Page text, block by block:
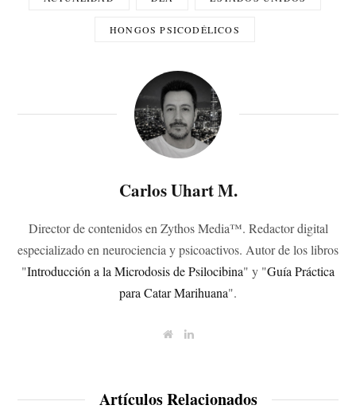
HONGOS PSICODÉLICOS
Carlos Uhart M.
Director de contenidos en Zythos Media™. Redactor digital
especializado en neurociencia y psicoactivos. Autor de los libros
"Introducción a la Microdosis de Psilocibina" y "Guía Práctica
para Catar Marihuana".
W
e
L
I
Artículos Relacionados